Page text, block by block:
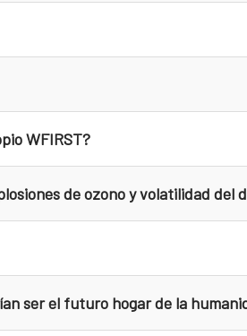
WFIRST?
de ozono y volatilidad del
ser el futuro hogar de la